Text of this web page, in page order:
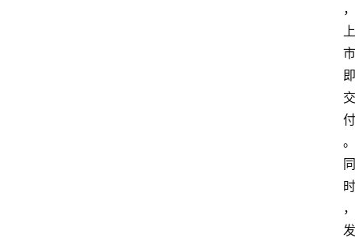
，
上
市
即
交
付
。
同
时
，
发